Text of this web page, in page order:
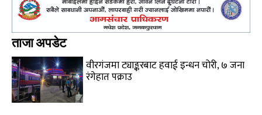
ताजा अपडेट
वीरगंजमा ट्याङ्करबाट हवाई इन्धन चोरी, ७ जना
रंगेहात पक्राउ